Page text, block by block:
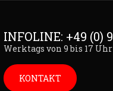
INFOLINE: +49 (0)
Werktags von 9 bis 17
KONTAKT